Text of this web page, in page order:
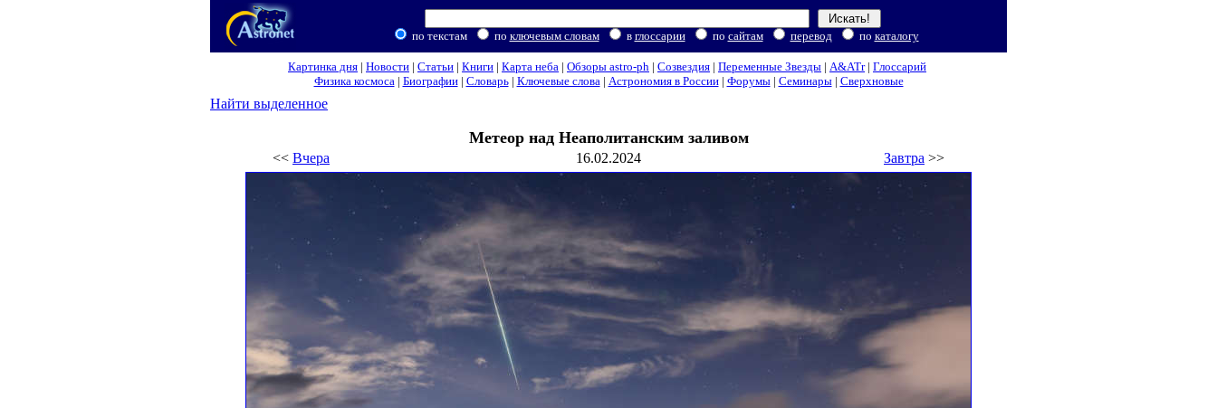
по текстам по ключевым словам в глоссарии по сайтам перевод по каталогу
Картинка дня | Новости | Статьи | Книги | Карта неба | Обзоры astro-ph | Созвездия | Переменные Звезды | A&ATr| Глоссарий
Физика космоса| Биографии| Словарь| Ключевые слова| Астрономия в России| Форумы| Семинары| Сверхновые
Найти выделенное
Метеор над Неаполитанским заливом
<< Вчера 16.02.2024 Завтра >>